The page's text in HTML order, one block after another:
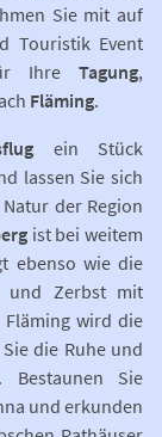
Sie mit auf
Touristik Event
Ihre Tagung,
Fläming.
ein Stück
lassen Sie sich
der Region
ist bei weitem
ebenso wie die
und Zerbst mit
wird die
die Ruhe und
. Bestaunen Sie
und erkunden